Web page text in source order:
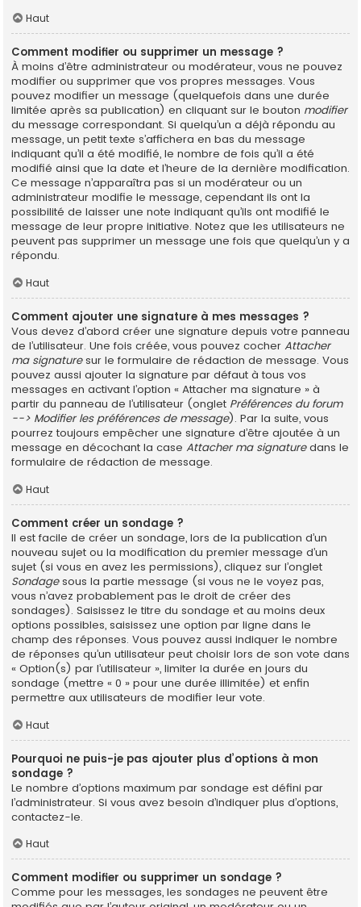
Haut
Comment modifier ou supprimer un message ?
À moins d’être administrateur ou modérateur, vous ne pouvez
modifier ou supprimer que vos propres messages. Vous
pouvez modifier un message (quelquefois dans une durée
limitée après sa publication) en cliquant sur le bouton modifier
du message correspondant. Si quelqu’un a déjà répondu au
message, un petit texte s’affichera en bas du message
indiquant qu’il a été modifié, le nombre de fois qu’il a été
modifié ainsi que la date et l’heure de la dernière modification.
Ce message n’apparaîtra pas si un modérateur ou un
administrateur modifie le message, cependant ils ont la
possibilité de laisser une note indiquant qu’ils ont modifié le
message de leur propre initiative. Notez que les utilisateurs ne
peuvent pas supprimer un message une fois que quelqu’un y a
répondu.
Haut
Comment ajouter une signature à mes messages ?
Vous devez d’abord créer une signature depuis votre panneau
de l’utilisateur. Une fois créée, vous pouvez cocher Attacher
ma signaturesur le formulaire de rédaction de message. Vous
pouvez aussi ajouter la signature par défaut à tous vos
messages en activant l’option « Attacher ma signature » à
partir du panneau de l’utilisateur (onglet Préférences du forum
--> Modifier les préférences de message). Par la suite, vous
pourrez toujours empêcher une signature d’être ajoutée à un
message en décochant la case Attacher ma signaturedans le
formulaire de rédaction de message.
Haut
Comment créer un sondage ?
Il est facile de créer un sondage, lors de la publication d’un
nouveau sujet ou la modification du premier message d’un
sujet (si vous en avez les permissions), cliquez sur l’onglet
Sondagesous la partie message (si vous ne le voyez pas,
vous n’avez probablement pas le droit de créer des
sondages). Saisissez le titre du sondage et au moins deux
options possibles, saisissez une option par ligne dans le
champ des réponses. Vous pouvez aussi indiquer le nombre
de réponses qu’un utilisateur peut choisir lors de son vote dans
« Option(s) par l’utilisateur », limiter la durée en jours du
sondage (mettre « 0 » pour une durée illimitée) et enfin
permettre aux utilisateurs de modifier leur vote.
Haut
Pourquoi ne puis-je pas ajouter plus d’options à mon
sondage ?
Le nombre d’options maximum par sondage est défini par
l’administrateur. Si vous avez besoin d’indiquer plus d’options,
contactez-le.
Haut
Comment modifier ou supprimer un sondage ?
Comme pour les messages, les sondages ne peuvent être